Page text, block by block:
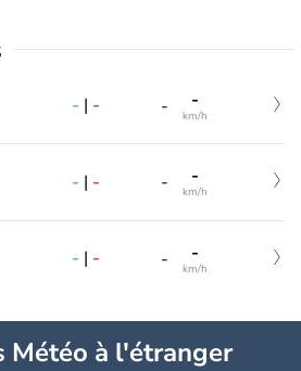
- | - - -
km/h
- | - - -
km/h
- | - - -
km/h
Météo à l'étranger